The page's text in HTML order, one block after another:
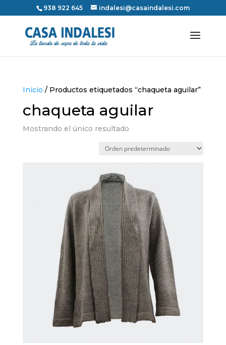
938 922 645 indalesi@casaindalesi.com
Inicio / Productos etiquetados “chaqueta aguilar”
chaqueta aguilar
Mostrando el único resultado